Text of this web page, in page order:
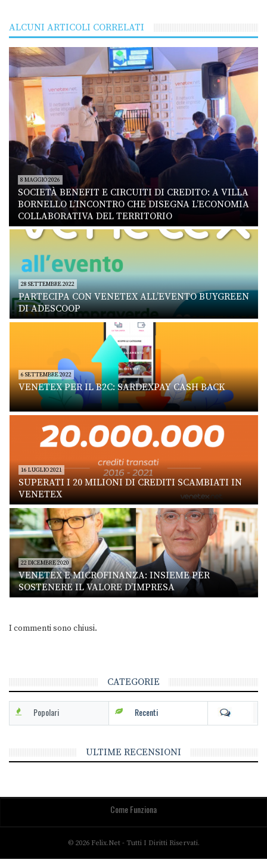
ALCUNI ARTICOLI CORRELATI
8 MAGGIO 2026
SOCIETÀ BENEFIT E CIRCUITI DI CREDITO: A VILLA
BORNELLO L’INCONTRO CHE DISEGNA L’ECONOMIA
COLLABORATIVA DEL TERRITORIO
28 SETTEMBRE 2022
PARTECIPA CON VENETEX ALL’EVENTO BUYGREEN
DI ADESCOOP
6 SETTEMBRE 2022
VENETEX PER IL B2C: SARDEXPAY CASH BACK
16 LUGLIO 2021
SUPERATI I 20 MILIONI DI CREDITI SCAMBIATI IN
VENETEX
22 DICEMBRE 2020
VENETEX E MICROFINANZA: INSIEME PER
SOSTENERE IL VALORE D’IMPRESA
I commenti sono chiusi.
CATEGORIE
Popolari Recenti
ULTIME RECENSIONI
Come Funziona
© 2026 Felix.net - Tutti I Diritti Riservati.